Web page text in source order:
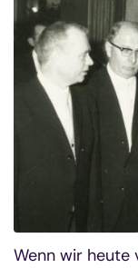
Wenn wir heute